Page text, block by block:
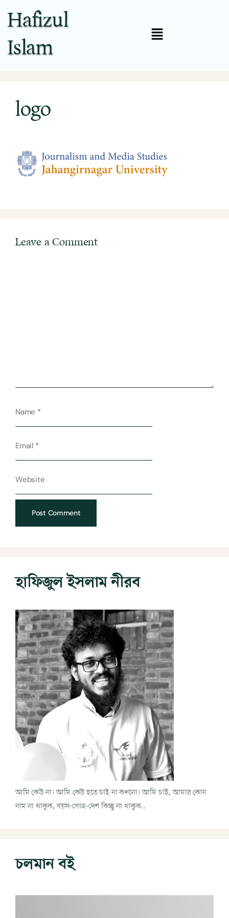
Hafizul
Islam
logo
Leave a Comment
হাফিজুল ইসলাম নীরব
আমি কেউ না। আমি কেউ হতে চাই না কখনো। আমি চাই, আমার কোন
নাম না থাকুক, বয়স-গোত্র-দেশ কিচ্ছু না থাকুক..
চলমান বই